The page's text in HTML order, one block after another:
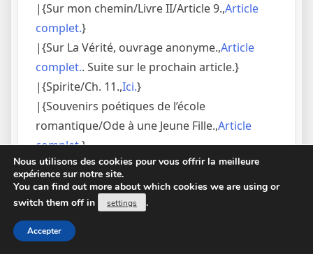
|{Sur mon chemin/Livre II/Article 9.,Article
complet.}
|{Sur La Vérité, ouvrage anonyme.,Article
complet.. Suite sur le prochain article.}
|{Spirite/Ch. 11.,Ici.}
|{Souvenirs poétiques de l’école
romantique/Ode à une Jeune Fille.,Article
complet.}
|{Souvenirs poétiques de l’école
romantique.,L’article ICI.. Suite sur le prochain
article.}
|{Souvenirs poétiques de l’école
romantique.,
Nous utilisons des cookies pour vous offrir la meilleure
expérience sur notre site.
You can find out more about which cookies we are using or
switch them off in
settings .
Accepter